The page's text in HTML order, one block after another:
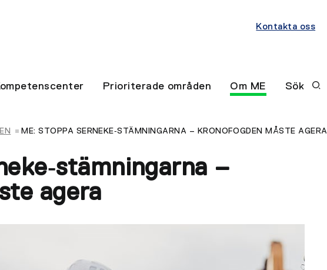
Kontakta oss
Prioriterade områden Om ME Sök
ME: STOPPA SERNEKE‑STÄMNINGARNA – KRONOFOGDEN MÅSTE AGERA
–
agera